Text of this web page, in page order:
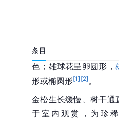
条目
金松在原产地高达40
色；雄球花呈卵圆形，
形或椭圆形[1] [2] 。
金松生长缓慢、树干通
于室内观赏，为珍